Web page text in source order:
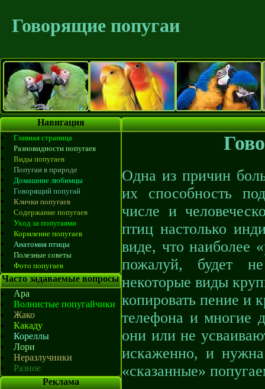
Говорящие попугаи
Навигация
Главная страница
Разновидности попугаев
Виды попугаев
Попугаи в природе
Домашние любимцы
Говорящий попугай
Клички попугаев
Содержание попугаев
Уход за попугаями
Кормление попугаев
Анатомия птицы
Полезные советы
Фото попугаев
Часто задаваемые вопросы
Ара
Волнистые попугайчики
Жако
Какаду
Кореллы
Лори
Неразлучники
Разное
Реклама
Одна из причин
их способность
числе и
птиц настолько
виде, что наиболее
пожалуй, будет
некоторые виды
копировать пение и
телефона и многие
они или не
искаженно, и
«сказанные»